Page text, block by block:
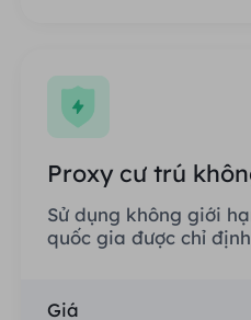
Proxy cư trú
Sử dụng không giới
quốc gia được chỉ
Giá